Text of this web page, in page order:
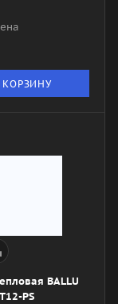
КОРЗИНУ
BALLU
PS